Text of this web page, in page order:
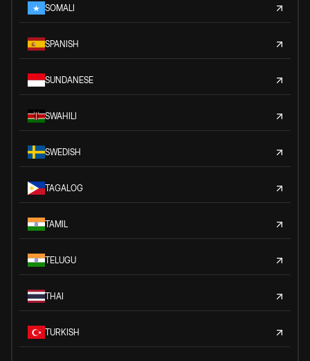
SOMALI
SPANISH
SUNDANESE
SWAHILI
SWEDISH
TAGALOG
TAMIL
TELUGU
THAI
TURKISH